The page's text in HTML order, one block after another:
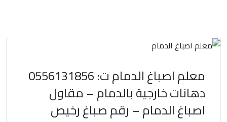
معلم اصباغ الدمام ت: 0556131856
دهانات خارجية بالدمام – مقاول
اصباغ الدمام – رقم صباغ رخيص